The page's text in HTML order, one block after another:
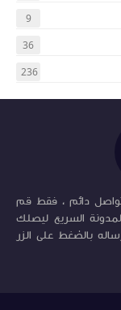
9
36
236
تواصل دائم ، فقط قم
السريع ليصلك
بالضغط على الزر